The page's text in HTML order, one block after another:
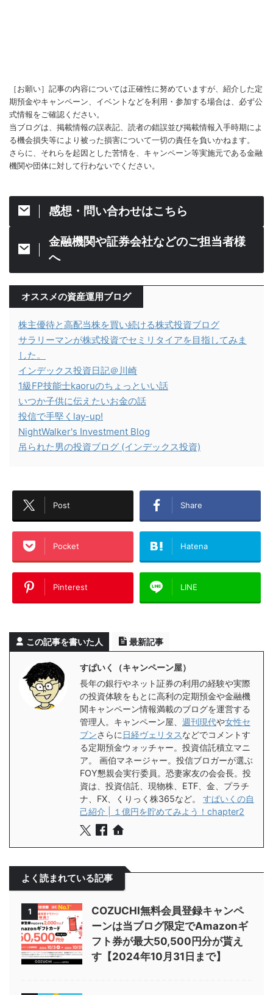
［お願い］記事の内容については正確性に努めていますが、紹介した定
期預金やキャンペーン、イベントなどを利用・参加する場合は、必ず公
式情報をご確認ください。
当ブログは、掲載情報の誤表記、読者の錯誤並び掲載情報入手時期によ
る機会損失等により被った損害について一切の責任を負いかねます。
さらに、それらを起因とした苦情を、キャンペーン等実施元である金融
機関や団体に対して行わないでください。
感想・問い合わせはこちら
金融機関や証券会社などのご担当者様
へ
オススメの資産運用ブログ
株主優待と高配当株を買い続ける株式投資ブログ
サラリーマンが株式投資でセミリタイアを目指してみま
した。
インデックス投資日記＠川崎
1級FP技能士kaoruのちょっといい話
いつか子供に伝えたいお金の話
投信で手堅くlay-up!
NightWalker's Investment Blog
吊られた男の投資ブログ (インデックス投資)
Post Share
Pocket Hatena
Pinterest LINE
この記事を書いた人 最新記事
すぱいく（キャンペーン屋）
長年の銀行やネット証券の利用の経験や実際
の投資体験をもとに高利の定期預金や金融機
関キャンペーン情報満載のブログを運営する
管理人。キャンペーン屋、 週刊現代や女性セ
ブンさらに 日経ヴェリタスなどでコメントす
る定期預金ウォッチャー。投資信託積立マニ
ア。 画伯マネージャー。投信ブロガーが選ぶ
FOY懇親会実行委員。恐妻家友の会会長。投
資は、投資信託、現物株、ETF、金、プラチ
ナ、FX、くりっく株365など。 すぱいくの自
己紹介 | １億円を貯めてみよう！chapter2
よく読まれている記事
1
COZUCHI無料会員登録キャンペ
ーンは当ブログ限定でAmazonギ
フト券が最大50,500円分が貰え
す【2024年10月31日まで】